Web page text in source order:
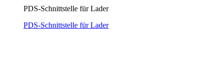
PDS-Schnittstelle für Lader
PDS-Schnittstelle für Lader